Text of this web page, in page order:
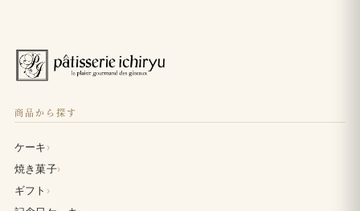
商品から探す
ケーキ›
焼き菓子›
ギフト ›